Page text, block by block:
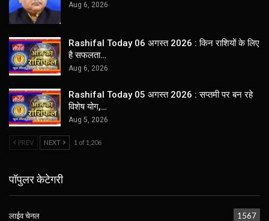
Aug 6, 2026
Rashifal Today 06 अगस्त 2026 : किन राशियों के लिए
है सफलता…
Aug 6, 2026
Rashifal Today 05 अगस्त 2026 : सप्तमी पर बन रहे
विशेष योग,…
Aug 5, 2026
PREV NEXT 1 of 1,206
पॉपुलर केटेगरी
लाईव चेनल 1567